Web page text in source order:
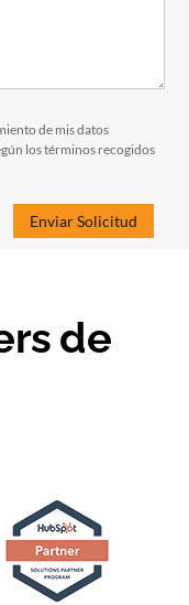
de mis datos
los términos recogidos
de